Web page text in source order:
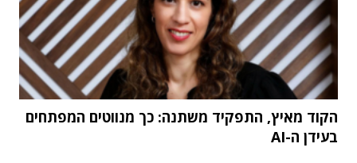
הקוד מאיץ, התפקיד משתנה: כך מנווטים המפתחים
בעידן ה-AI